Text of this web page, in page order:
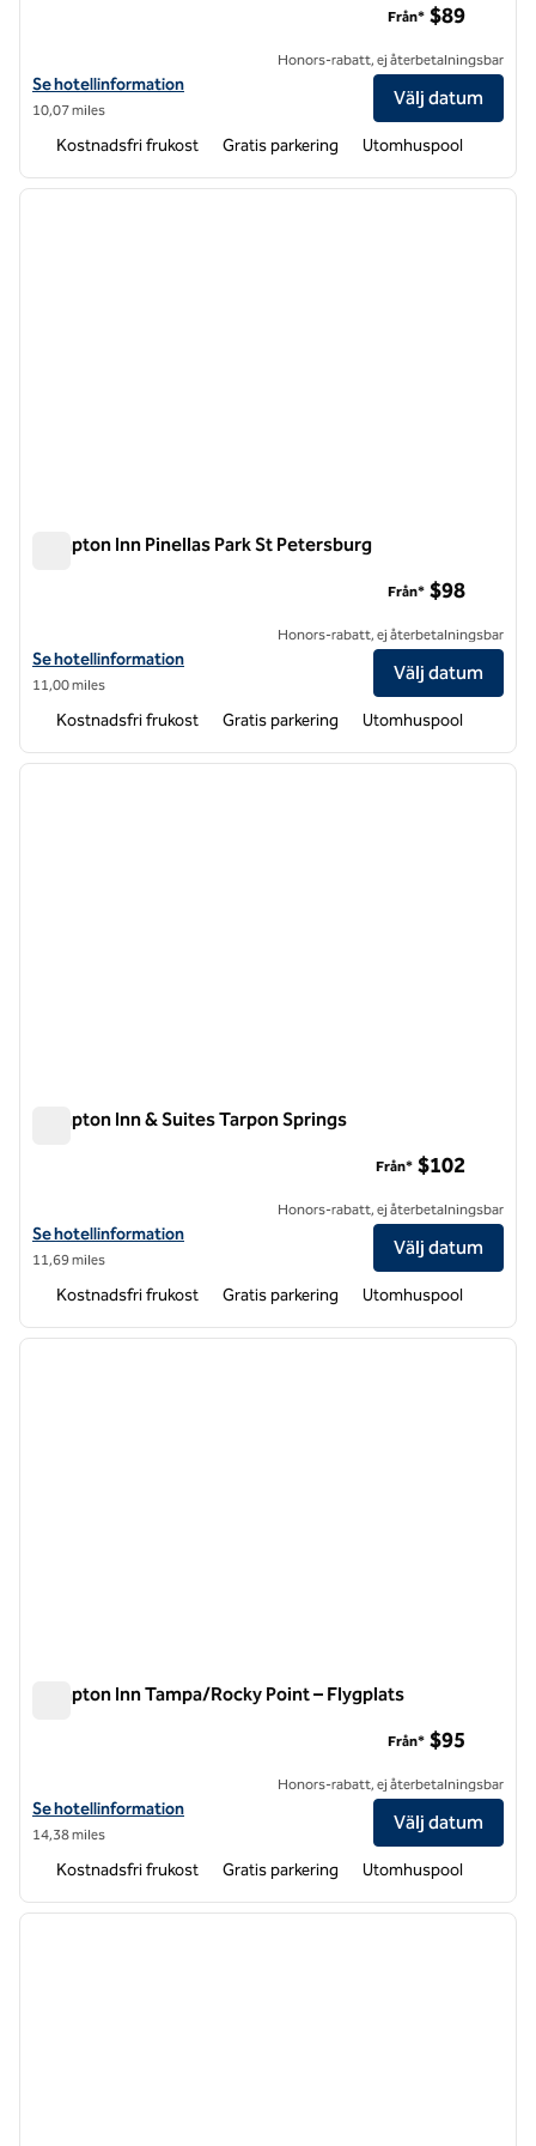
Visa hotelluppgifter för Hampton Inn & Suites Tampa Northwest/
Se hotellinformation
10,07 miles
Från* $89
Honors-rabatt, ej återbetalningsbar
Välj datum
Kostnadsfri frukost Gratis parkering Utomhuspool
1 av 11
nästa
Hampton Inn Pinellas Park St Petersburg
Visa hotelldetaljer för Hampton Inn Pinellas Park St Petersburg
Se hotellinformation
11,00 miles
Från* $98
Honors-rabatt, ej återbetalningsbar
Välj datum
Kostnadsfri frukost Gratis parkering Utomhuspool
1 av 12
nästa
Hampton Inn & Suites Tarpon Springs
Visa hotelldetaljer för Hampton Inn & Suites Tarpon Springs
Se hotellinformation
11,69 miles
Från* $102
Honors-rabatt, ej återbetalningsbar
Välj datum
Kostnadsfri frukost Gratis parkering Utomhuspool
1 av 12
nästa
Hampton Inn Tampa/Rocky Point – Flygplats
Visa hotelldetaljer för Hampton Inn Tampa/Rocky Point-flygplats
Se hotellinformation
14,38 miles
Från* $95
Honors-rabatt, ej återbetalningsbar
Välj datum
Kostnadsfri frukost Gratis parkering Utomhuspool
1 av 12
nästa